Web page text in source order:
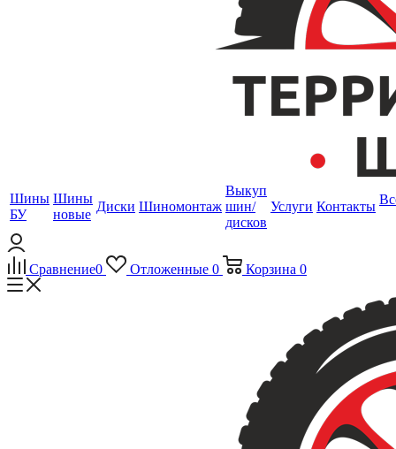
Шины
БУ
Шины
новые
Диски Шиномонтаж
Выкуп
шин/
дисков
Услуги Контакты
Сравнение0 Отложенные 0 Корзина 0